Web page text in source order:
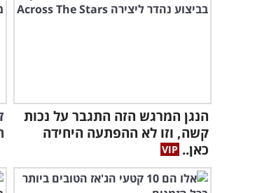
הנגן המרגש הזה התגבר על נכות
קשה, וזו לא ההפתעה היחידה
כאן..